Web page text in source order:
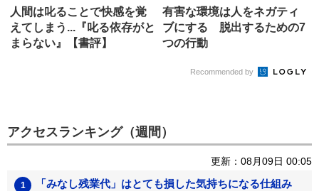
人間は叱ることで快感を覚
えてしまう...『叱る依存がと
まらない』【書評】
有害な環境は人をネガティ
ブにする 脱出するための7
つの行動
Recommended by
アクセスランキング（週間）
更新：08月09日 00:05
「みなし残業代」はとても損した気持ちになる仕組み